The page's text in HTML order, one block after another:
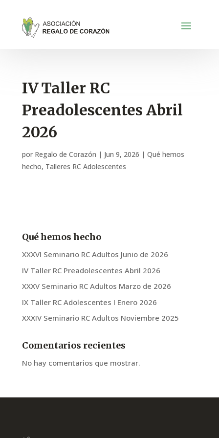
IV Taller RC
Preadolescentes Abril
2026
por Regalo de Corazón | Jun 9, 2026 | Qué hemos
hecho, Talleres RC Adolescentes
Qué hemos hecho
XXXVI Seminario RC Adultos Junio de 2026
IV Taller RC Preadolescentes Abril 2026
XXXV Seminario RC Adultos Marzo de 2026
IX Taller RC Adolescentes I Enero 2026
XXXIV Seminario RC Adultos Noviembre 2025
Comentarios recientes
No hay comentarios que mostrar.